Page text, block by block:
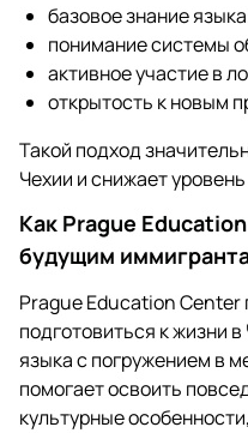
базовое знание
понимание системы
активное участие в
открытость к новым
Такой подход
Чехии и снижает
Как Prague
будущим
Prague Education
подготовиться к жизни
языка с погружением в
помогает освоить
культурные